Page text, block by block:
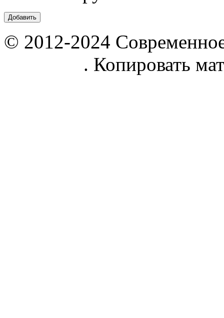
© 2012-2024
. Копировать